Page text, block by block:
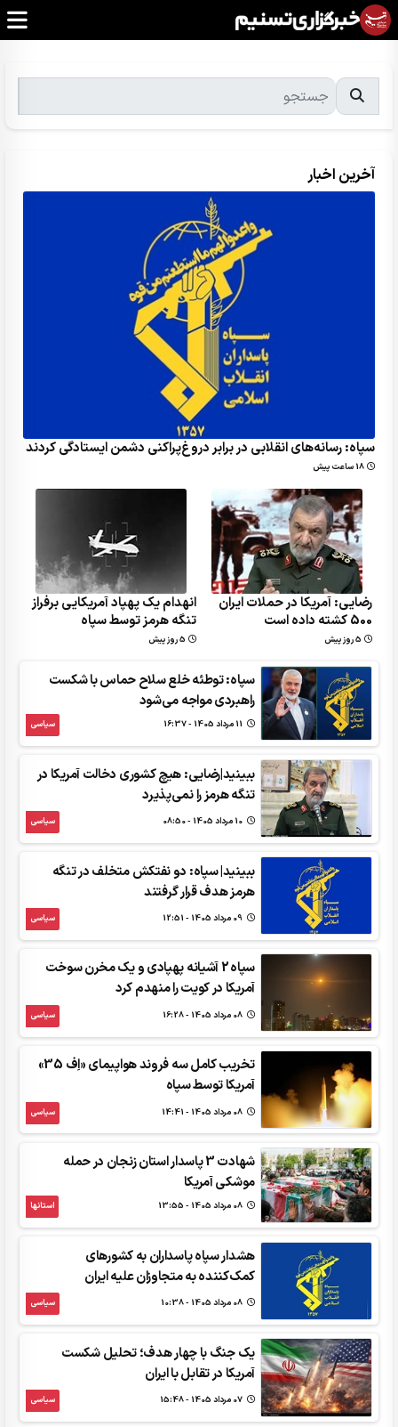
آخرین اخبار
سپاه: رسانه‌های انقلابی در برابر دروغ‌پراکنی دشمن ایستادگی کردند
18 ساعت پیش
رضایی: آمریکا در حملات ایران
500 کشته داده است
5 روز پیش
انهدام یک پهپاد آمریکایی برفراز
تنگه هرمز توسط سپاه
5 روز پیش
سپاه: توطئه خلع سلاح حماس با شکست
راهبردی مواجه می‌شود
سیاسی
ببینید|رضایی: هیچ کشوری دخالت آمریکا در
تنگه هرمز را نمی‌پذیرد
سیاسی
ببینید| سپاه: دو نفتکش متخلف در تنگه
هرمز هدف قرار گرفتند
سیاسی
سپاه 2 آشیانه پهپادی و یک مخرن سوخت
آمریکا در کویت را منهدم کرد
سیاسی
تخریب کامل سه فروند هواپیمای «اِف 35»
آمریکا توسط سپاه
سیاسی
شهادت 3 ‌پاسدار استان زنجان در حمله
موشکی آمریکا
استانها
هشدار سپاه‌ پاسداران به کشورهای
کمک‌کننده به متجاوزان علیه ایران
سیاسی
یک جنگ با چهار هدف؛ تحلیل شکست
آمریکا در تقابل با ایران
سیاسی